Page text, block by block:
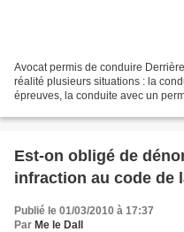
Avocat permis de conduire
réalité plusieurs situations : la
épreuves, la conduite avec un
Est-on obligé de
infraction au code de
Publié le 01/03/2010 à 17:37
Par Me le Dall